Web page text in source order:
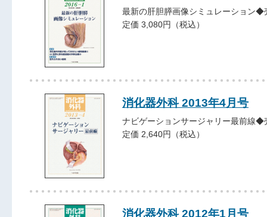
最新の肝胆膵画像シミュレーション
定価 3,080円（税込）
消化器外科 2013年4月号
ナビゲーションサージャリー最前線
定価 2,640円（税込）
消化器外科 2012年1月号